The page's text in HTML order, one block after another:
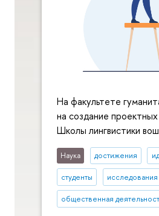
На факультете
на создание
Школы лингвистики
Наука достижения
студенты исследования
общественная